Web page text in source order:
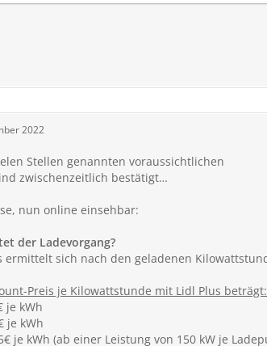
2022
Stellen genannten voraussichtlichen
zwischenzeitlich bestätigt…
nun online einsehbar:
der Ladevorgang?
ermittelt sich nach den geladenen
Preis je Kilowattstunde mit Lidl Plus beträgt:
je kWh
je kWh
je kWh (ab einer Leistung von 150 kW je